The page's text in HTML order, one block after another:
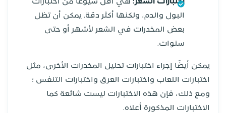
اختبارات الشعر:هي أقل شيوعًا من اختبارات
البول والدم، ولكنها أكثر دقة. يمكن أن تظل
بعض المخدرات في الشعر لأشهر أو حتى
سنوات.
يمكن أيضًا إجراء اختبارات تحليل المخدرات الأخرى، مثل
اختبارات اللعاب واختبارات العرق واختبارات التنفس ؛
ومع ذلك، فإن هذه الاختبارات ليست شائعة كما
الاختبارات المذكورة أعلاه.